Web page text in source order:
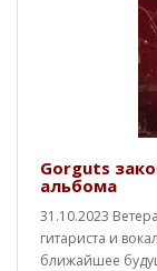
Gorguts
альбома
31.10.2023
гитариста и
ближайшее